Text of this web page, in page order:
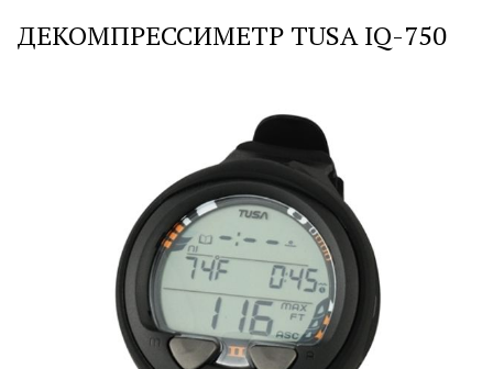
ДЕКОМПРЕССИМЕТР TUSA IQ-750